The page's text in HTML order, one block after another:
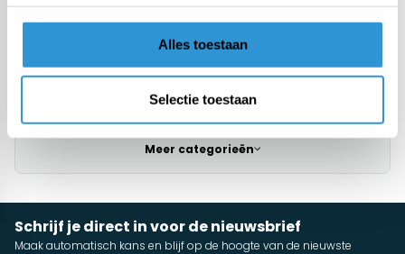
Alles toestaan
Selectie toestaan
Custom tarps
Fasteners & accessories
Meer categorieën
Schrijf je direct in voor de nieuwsbrief
Maak automatisch kans en blijf op de hoogte van de nieuwste